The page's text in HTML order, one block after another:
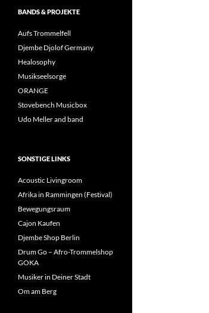
BANDS & PROJEKTE
Aufs Trommelfell
Djembe Djolof Germany
Healosophy
Musikseelsorge
ORANGE
Stovebench Musicbox
Udo Meller and band
SONSTIGE LINKS
Acoustic Livingroom
Afrika in Rammingen (Festival)
Bewegungsraum
Cajon Kaufen
Djembe Shop Berlin
Drum Go – Afro-Trommelshop
GOKA
Musiker in Deiner Stadt
Om am Berg